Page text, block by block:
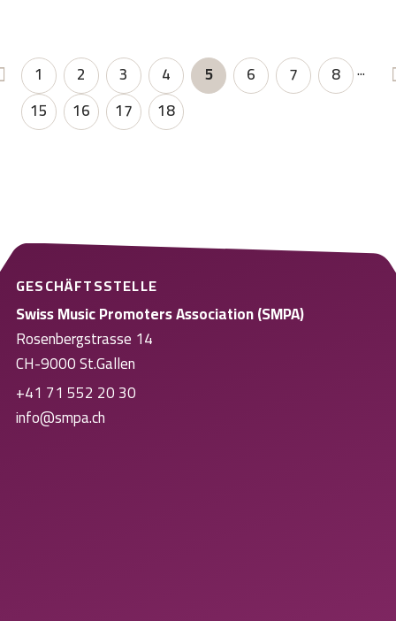
1 2 3 4 5 6 7 8 ...
15
16 17 18
GESCHÄFTSSTELLE
Swiss Music Promoters Association (SMPA)
Rosenbergstrasse 14
CH-9000 St.Gallen
+41 71 552 20 30
info@smpa.ch